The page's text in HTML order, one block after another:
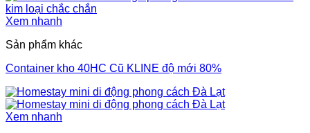
Xem nhanh
Sản phẩm khác
Container kho 40HC Cũ KLINE độ mới 80%
Xem nhanh